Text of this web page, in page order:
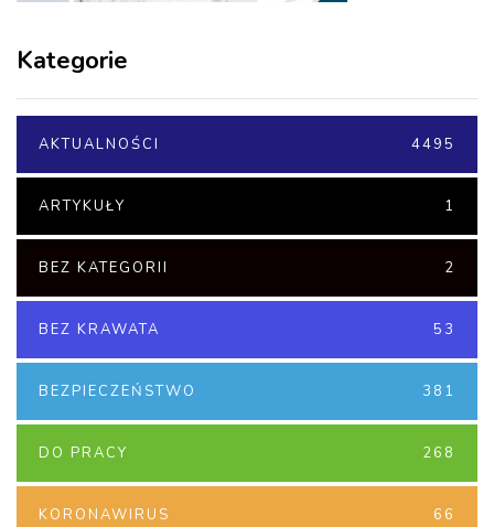
Kategorie
AKTUALNOŚCI 4495
ARTYKUŁY 1
BEZ KATEGORII 2
BEZ KRAWATA 53
BEZPIECZEŃSTWO 381
DO PRACY 268
KORONAWIRUS 66